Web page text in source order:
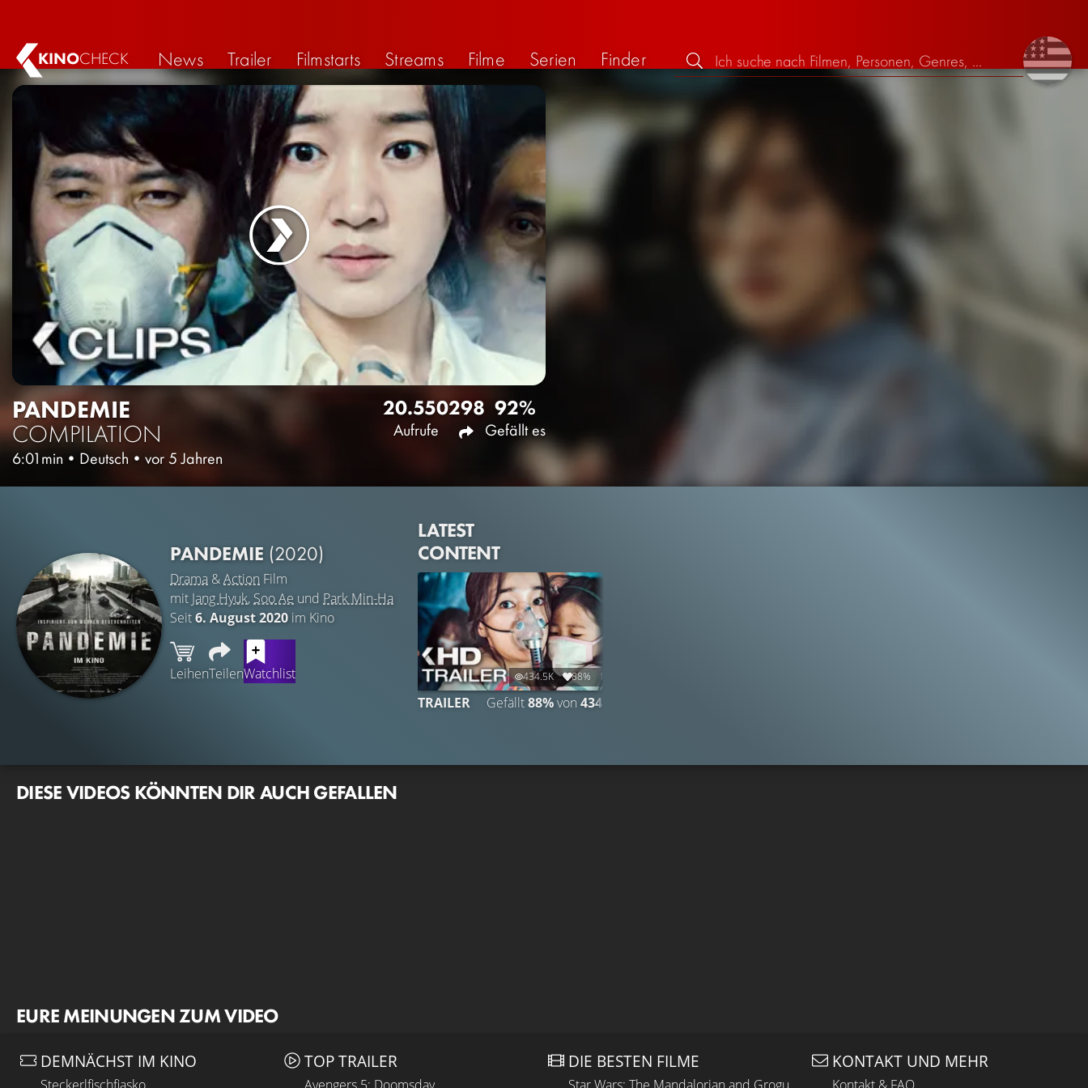
KINOCHECK News Trailer Filmstarts Streams Filme Serien Finder
PANDEMIE
COMPILATION
6:01min • Deutsch • vor 5 Jahren
20.550
Aufrufe
298 92%
Gefällt es
PANDEMIE (2020)
Drama &Action Film
mit Jang Hyuk, Soo Ae und Park Min-Ha
Seit6. August 2020 im Kino
LeihenTeilenWatchlist
LATEST
CONTENT
434.5K 88% 1:42
TRAILER Gefällt88%von 434.517
DIESE VIDEOS KÖNNTEN DIR AUCH GEFALLEN
EURE MEINUNGEN ZUM VIDEO
DEMNÄCHST IM KINO TOP TRAILER DIE BESTEN FILME KONTAKT UND MEHR